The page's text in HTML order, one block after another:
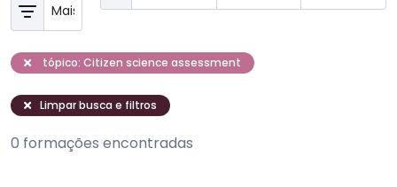
tópico: Citizen science assessment
Limpar busca e filtros
0 formações encontradas